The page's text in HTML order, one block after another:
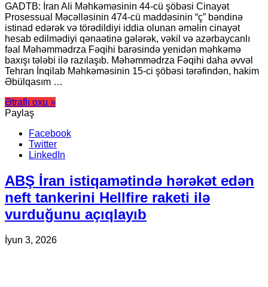
GADTB: İran Ali Məhkəməsinin 44-cü şöbəsi Cinayət
Prosessual Məcəlləsinin 474-cü maddəsinin “ç” bəndinə
istinad edərək və törədildiyi iddia olunan əməlin cinayət
hesab edilmədiyi qənaətinə gələrək, vəkil və azərbaycanlı
fəal Məhəmmədrza Fəqihi barəsində yenidən məhkəmə
baxışı tələbi ilə razılaşıb. Məhəmmədrza Fəqihi daha əvvəl
Tehran İnqilab Məhkəməsinin 15-ci şöbəsi tərəfindən, hakim
Əbülqasım …
Ətraflı oxu »
Paylaş
Facebook
Twitter
LinkedIn
ABŞ İran istiqamətində hərəkət edən
neft tankerini Hellfire raketi ilə
vurduğunu açıqlayıb
İyun 3, 2026